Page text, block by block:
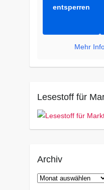
entsperren
Mehr
Lesestoff für
Archiv
Archiv